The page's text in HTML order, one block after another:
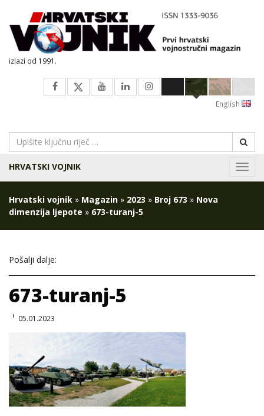
izlazi od 1991.
English
HRVATSKI VOJNIK
Hrvatski vojnik » Magazin » 2023 » Broj 673 » Nova
dimenzija ljepote » 673-turanj-5
Pošalji dalje:
673-turanj-5
05.01.2023